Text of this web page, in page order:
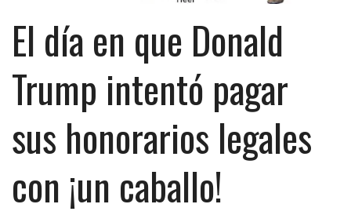
El día en que Donald
Trump intentó pagar
sus honorarios legales
con ¡un caballo!